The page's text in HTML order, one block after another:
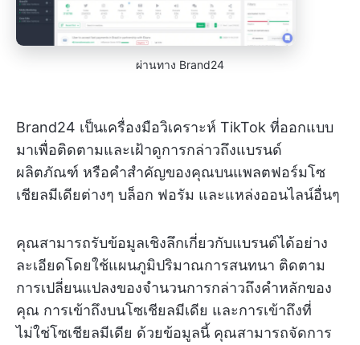
ผ่านทาง Brand24
Brand24 เป็นเครื่องมือวิเคราะห์ TikTok ที่ออกแบบ
มาเพื่อติดตามและเฝ้าดูการกล่าวถึงแบรนด์
ผลิตภัณฑ์ หรือคำสำคัญของคุณบนแพลตฟอร์มโซ
เชียลมีเดียต่างๆ บล็อก ฟอรัม และแหล่งออนไลน์อื่นๆ
คุณสามารถรับข้อมูลเชิงลึกเกี่ยวกับแบรนด์ได้อย่าง
ละเอียดโดยใช้แผนภูมิปริมาณการสนทนา ติดตาม
การเปลี่ยนแปลงของจำนวนการกล่าวถึงคำหลักของ
คุณ การเข้าถึงบนโซเชียลมีเดีย และการเข้าถึงที่
ไม่ใช่โซเชียลมีเดีย ด้วยข้อมูลนี้ คุณสามารถจัดการ